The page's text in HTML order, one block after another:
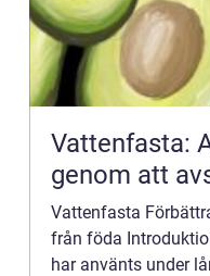
Vattenfasta:
genom att
Vattenfasta
från föda
har använts under